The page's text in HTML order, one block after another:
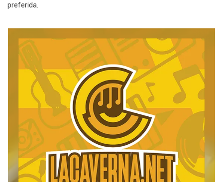
preferida.